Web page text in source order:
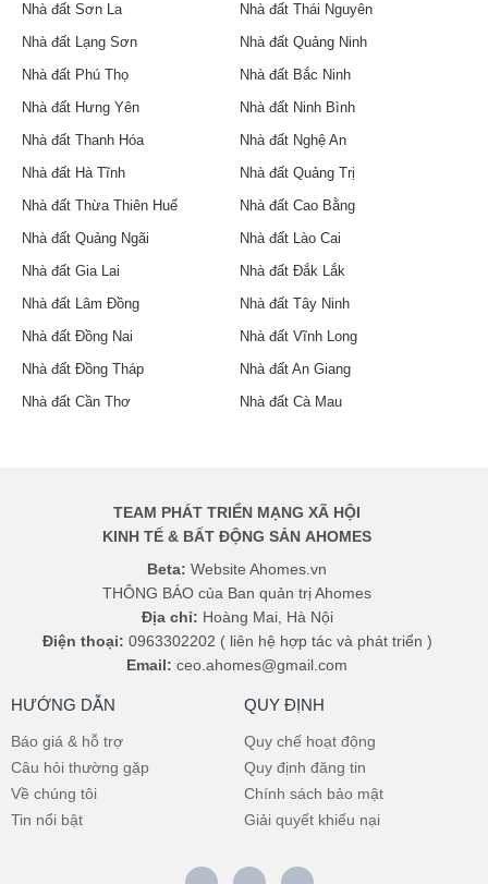
Nhà đất Sơn La
Nhà đất Thái Nguyên
Nhà đất Lạng Sơn
Nhà đất Quảng Ninh
Nhà đất Phú Thọ
Nhà đất Bắc Ninh
Nhà đất Hưng Yên
Nhà đất Ninh Bình
Nhà đất Thanh Hóa
Nhà đất Nghệ An
Nhà đất Hà Tĩnh
Nhà đất Quảng Trị
Nhà đất Thừa Thiên Huế
Nhà đất Cao Bằng
Nhà đất Quảng Ngãi
Nhà đất Lào Cai
Nhà đất Gia Lai
Nhà đất Đắk Lắk
Nhà đất Lâm Đồng
Nhà đất Tây Ninh
Nhà đất Đồng Nai
Nhà đất Vĩnh Long
Nhà đất Đồng Tháp
Nhà đất An Giang
Nhà đất Cần Thơ
Nhà đất Cà Mau
TEAM PHÁT TRIỂN MẠNG XÃ HỘI
KINH TẾ & BẤT ĐỘNG SẢN AHOMES
Beta: Website Ahomes.vn
THÔNG BÁO của Ban quản trị Ahomes
Địa chỉ: Hoàng Mai, Hà Nội
Điện thoại: 0963302202 ( liên hệ hợp tác và phát triển )
Email:ceo.ahomes@gmail.com
HƯỚNG DẪN
Báo giá & hỗ trợ
Câu hỏi thường gặp
Về chúng tôi
Tin nổi bật
QUY ĐỊNH
Quy chế hoạt động
Quy định đăng tin
Chính sách bảo mật
Giải quyết khiếu nại